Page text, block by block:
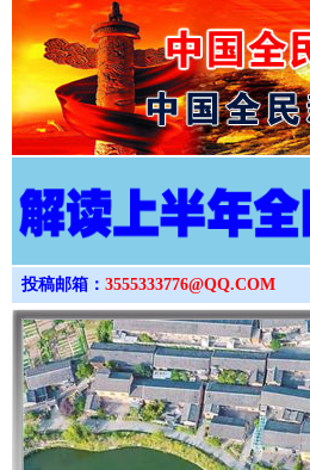
投稿邮箱： 3555333776@QQ.COM